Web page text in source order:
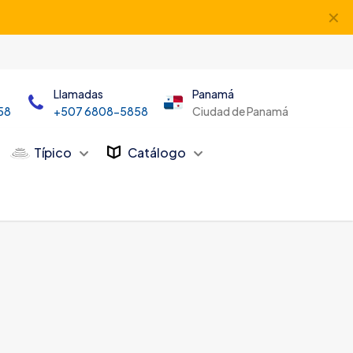
✕
Llamadas
+507 6808-5858
Panamá
Ciudad de Panamá
Típico Catálogo